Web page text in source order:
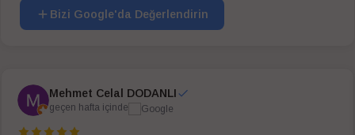
Bizi Google'da Değerlendirin
Mehmet Celal DODANLI
geçen hafta içinde